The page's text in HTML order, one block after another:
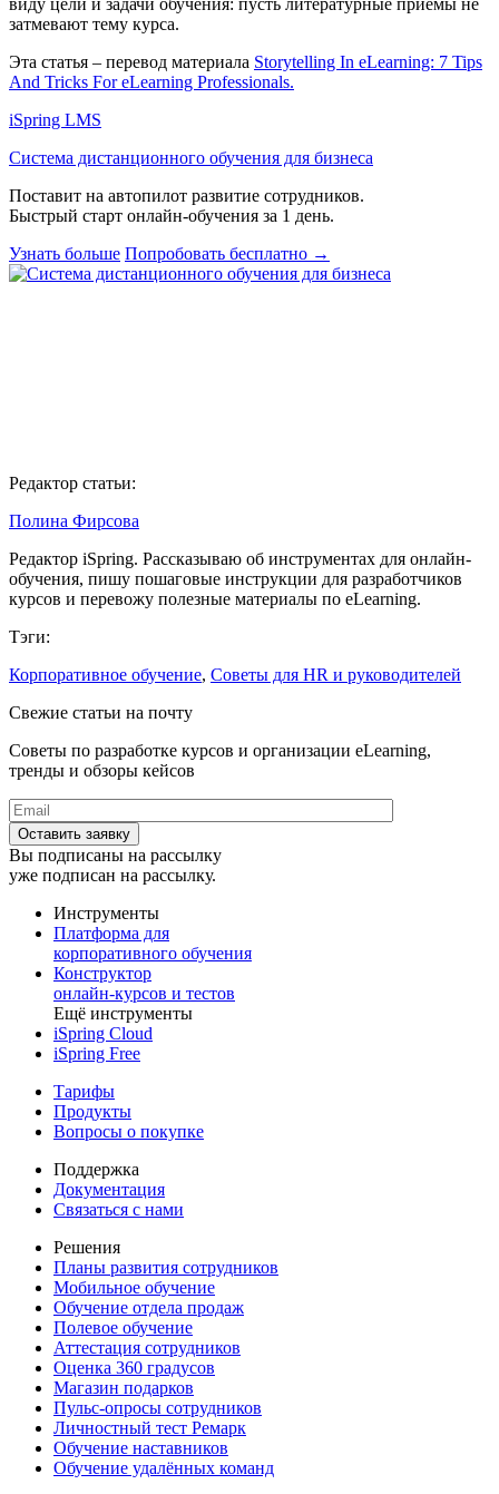
затмевают тему курса.
Эта статья – перевод материала Storytelling In eLearning: 7 Tips
And Tricks For eLearning Professionals.
iSpring LMS
Система дистанционного обучения для бизнеса
Поставит на автопилот развитие сотрудников.
Быстрый старт онлайн‑обучения за 1 день.
Узнать больше Попробовать бесплатно →
Редактор статьи:
Полина Фирсова
Редактор iSpring. Рассказываю об инструментах для онлайн-
обучения, пишу пошаговые инструкции для разработчиков
курсов и перевожу полезные материалы по eLearning.
Тэги:
Корпоративное обучение, Советы для HR и руководителей
Свежие статьи на почту
Советы по разработке курсов и организации eLearning,
тренды и обзоры кейсов
Вы подписаны на рассылку
уже подписан на рассылку.
Инструменты
Платформа для
корпоративного обучения
Конструктор
онлайн-курсов и тестов
Ещё инструменты
iSpring Cloud
iSpring Free
Тарифы
Продукты
Вопросы о покупке
Поддержка
Документация
Связаться с нами
Решения
Планы развития сотрудников
Мобильное обучение
Обучение отдела продаж
Полевое обучение
Аттестация сотрудников
Оценка 360 градусов
Магазин подарков
Пульс-опросы сотрудников
Личностный тест Ремарк
Обучение наставников
Обучение удалённых команд